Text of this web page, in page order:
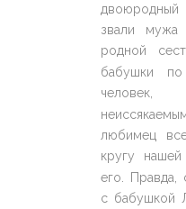
двоюродный
звали
родной
бабушки
любимец
кругу
его. Правда,
с бабушкой